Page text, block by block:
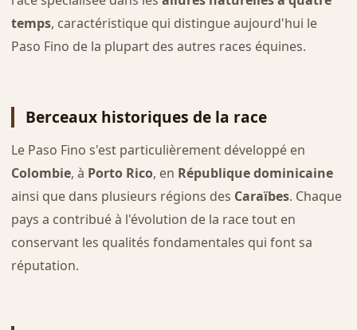
temps, caractéristique qui distingue aujourd'hui le
Paso Fino de la plupart des autres races équines.
Berceaux historiques de la race
Le Paso Fino s'est particulièrement développé en
Colombie, à Porto Rico, en République dominicaine
ainsi que dans plusieurs régions des Caraïbes. Chaque
pays a contribué à l'évolution de la race tout en
conservant les qualités fondamentales qui font sa
réputation.